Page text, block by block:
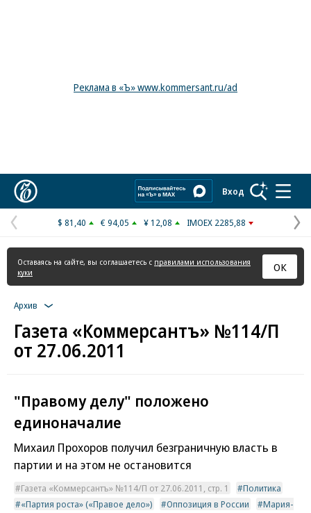
Реклама в «Ъ» www.kommersant.ru/ad
Вход
Предыдущая
страница
$ 81,40 € 94,05 ¥ 12,08 IMOEX 2285,88
Оставаясь на сайте, вы соглашаетесь с правилами использования
куки
ОК
Архив
Газета «Коммерсантъ» №114/П
от 27.06.2011
"Правому делу" положено
единоначалие
Михаил Прохоров получил безграничную власть в
партии и на этом не остановится
Газета «Коммерсантъ» №114/П от 27.06.2011, стр. 1
Политика
«Партия роста» («Правое дело»)
Оппозиция в России
Мария-